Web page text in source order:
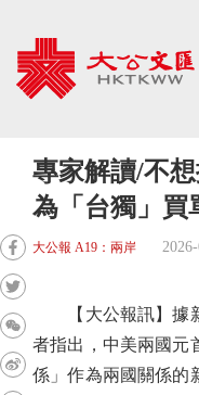
專家解讀/不
為「台獨」買
大公報 A19：兩岸
【大公報訊】據新
者指出，中美兩國元
係」作為兩國關係的